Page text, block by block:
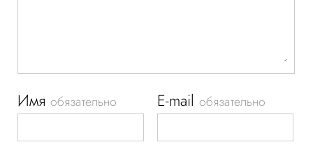
Имяобязательно E-mailобязательно